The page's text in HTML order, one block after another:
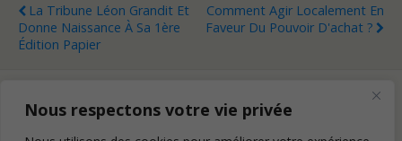
Nous respectons votre vie privée
La Tribune Léon Grandit Et
Donne Naissance À Sa 1ère
Édition Papier
Comment Agir Localement En
Faveur Du Pouvoir D'achat ?
Retour au début